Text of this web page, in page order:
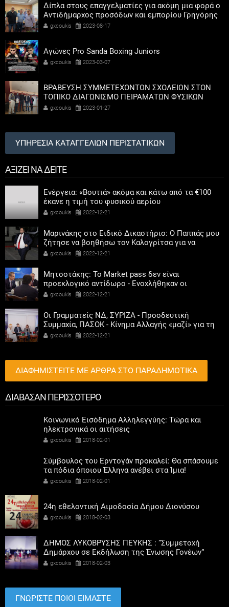
Δίπλα στους επαγγελματίες για ακόμη μια φορά ο
Αντιδήμαρχος προσόδων και εμπορίου Γρηγόρης
Καψοκόλης
gxcoukis 2023-08-17
Αγώνες Pro Sanda Boxing Juniors
gxcoukis 2023-03-07
ΒΡΑΒΕΥΣΗ ΣΥΜΜΕΤΕΧΟΝΤΩΝ ΣΧΟΛΕΙΩΝ ΣΤΟΝ
ΤΟΠΙΚΟ ΔΙΑΓΩΝΙΣΜΟ ΠΕΙΡΑΜΑΤΩΝ ΦΥΣΙΚΩΝ
ΕΠΙΣΤΗΜΩΝ
gxcoukis 2023-01-27
ΥΠΗΡΕΣΙΑ ΚΑΤΑΓΓΕΛΙΩΝ ΠΕΡΙΣΤΑΤΙΚΩΝ
ΑΞΙΖΕΙ ΝΑ ΔΕΙΤΕ
Ενέργεια: «Βουτιά» ακόμα και κάτω από τα €100
έκανε η τιμή του φυσικού αερίου
gxcoukis 2022-12-21
Μαρινάκης στο Ειδικό Δικαστήριο: Ο Παππάς μου
ζήτησε να βοηθήσω τον Καλογρίτσα για να
αποκτήσει σταθμό ο ΣΥΡΙΖΑ
gxcoukis 2022-12-21
Μητσοτάκης: Το Market pass δεν είναι
προεκλογικό αντίδωρο - Ενοχλήθηκαν οι
αριστεροί του χαβιαριού
gxcoukis 2022-12-21
Οι Γραμματείς ΝΔ, ΣΥΡΙΖΑ - Προοδευτική
Συμμαχία, ΠΑΣΟΚ - Κίνημα Αλλαγής «μαζί» για τη
συμμετοχή των γυναικών στην πολιτική
gxcoukis 2022-12-21
ΔΙΑΦΗΜΙΣΤΕΙΤΕ ΜΕ ΑΡΘΡΑ ΣΤΟ ΠΑΡΑΔΗΜΟΤΙΚΑ
ΔΙΑΒΑΣΑΝ ΠΕΡΙΣΣΟΤΕΡΟ
Κοινωνικό Εισόδημα Αλληλεγγύης: Τώρα και
ηλεκτρονικά οι αιτήσεις
gxcoukis 2018-02-01
Σύμβουλος του Ερντογάν προκαλεί: Θα σπάσουμε
τα πόδια όποιου Έλληνα ανέβει στα Ίμια!
gxcoukis 2018-02-01
24η εθελοντική Αιμοδοσία Δήμου Διονύσου
gxcoukis 2018-02-03
ΔΗΜΟΣ ΛΥΚΟΒΡΥΣΗΣ ΠΕΥΚΗΣ : “Συμμετοχή
Δημάρχου σε Εκδήλωση της Ένωσης Γονέων”
gxcoukis 2018-02-03
ΓΝΩΡΙΣΤΕ ΠΟΙΟΙ ΕΙΜΑΣΤΕ